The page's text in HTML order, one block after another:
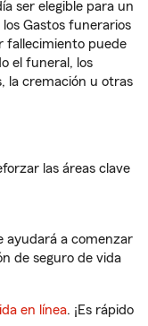
ser elegible para un
Gastos funerarios
fallecimiento puede
el funeral, los
la cremación u otras
las áreas clave
ayudará a comenzar
de seguro de vida
en línea. ¡Es rápido